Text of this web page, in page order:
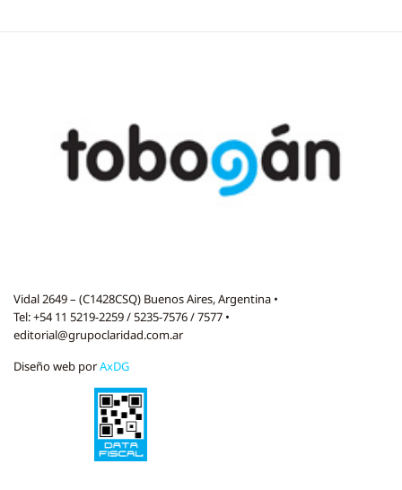
Vidal 2649 – (C1428CSQ) Buenos Aires, Argentina •
Tel: +54 11 5219-2259 / 5235-7576 / 7577 •
editorial@grupoclaridad.com.ar
Diseño web porAxDG